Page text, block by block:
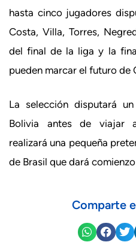
hasta cinco jugadores
Costa, Villa, Torres,
del final de la liga y la
pueden marcar el futuro de
La selección disputará
Bolivia antes de viajar
realizará una pequeña
de Brasil que dará
Comparte